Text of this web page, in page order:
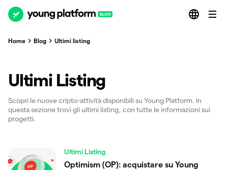
Home Blog Ultimi listing
Ultimi Listing
Scopri le nuove cripto-attività disponibili su Young Platform. In
questa sezione trovi gli ultimi listing, con tutte le informazioni sui
progetti.
Ultimi Listing
Optimism (OP): acquistare su Young